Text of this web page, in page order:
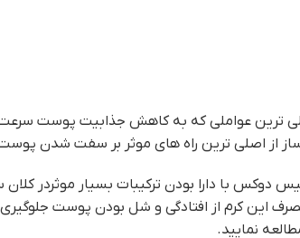
ترین عواملی که به کاهش جذابیت پوست
از اصلی ترین راه های موثر بر سفت شدن
دوکس با دارا بودن ترکیبات بسیار
این کرم از افتادگی و شل بودن پوست
نمایید.